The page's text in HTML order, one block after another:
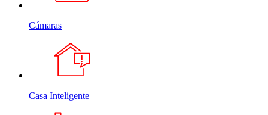
Cámaras
Casa Inteligente